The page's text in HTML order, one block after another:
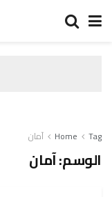
Home Tag آمان
الوسم:آمان